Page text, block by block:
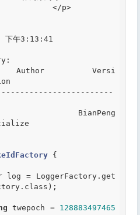
下午3:13:41
{
log = LoggerFactory.get
twepoch = 128883497465